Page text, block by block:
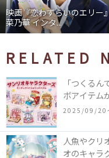
映画『恋わずらいのエリー
菜乃華 インタ...
RELATED
「つくる
ボアイテム
ん」などミ
のメリー
付きのウッ
2025/09/20
人魚やクリ
オのキャラ